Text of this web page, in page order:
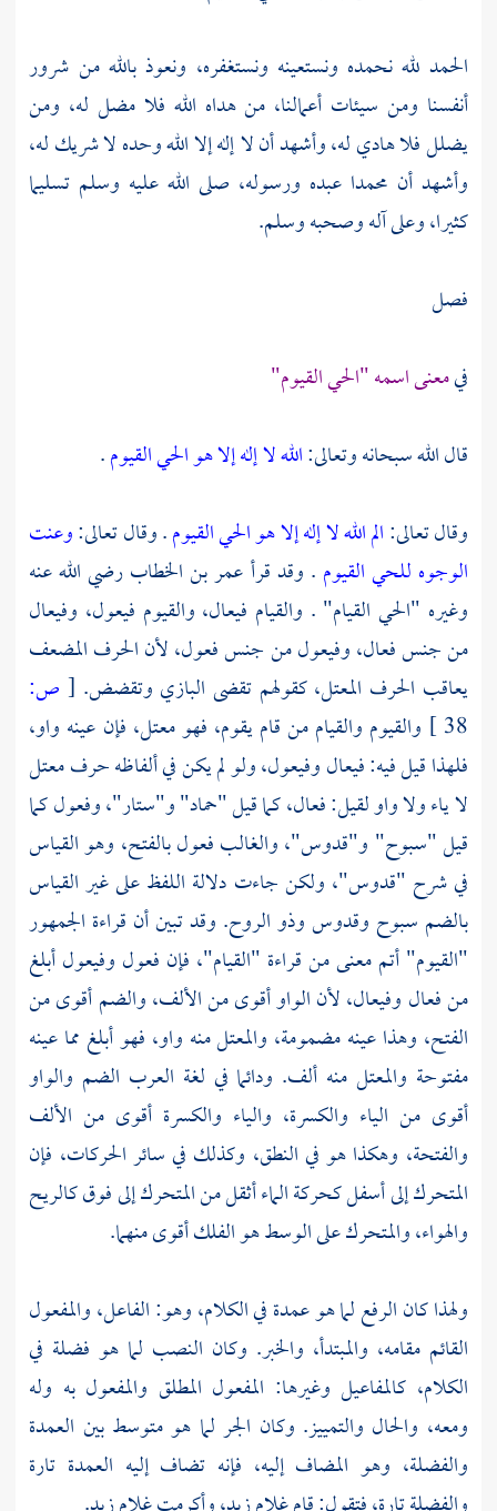
الحمد لله نحمده ونستعينه ونستغفره، ونعوذ بالله من شرور
أنفسنا ومن سيئات أعمالنا، من هداه الله فلا مضل له، ومن
يضلل فلا هادي له، وأشهد أن لا إله إلا الله وحده لا شريك له،
وأشهد أن محمدا عبده ورسوله، صلى الله عليه وسلم تسليما
كثيرا، وعلى آله وصحبه وسلم.
فصل
فيمعنى اسمه "الحي القيوم"
قال الله سبحانه وتعالى:الله لا إله إلا هو الحي القيوم.
وقال تعالى:المالله لا إله إلا هو الحي القيوم. وقال تعالى:وعنت
الوجوه للحي القيوم . وقد قرأ عمر بن الخطاب رضي الله عنه
وغيره "الحي القيام" . والقيام فيعال، والقيوم فيعول، وفيعال
من جنس فعال، وفيعول من جنس فعول، لأن الحرف المضعف
يعاقب الحرف المعتل، كقولهم تقضى البازي وتقضض. [ ص:
38 ] والقيوم والقيام من قام يقوم، فهو معتل، فإن عينه واو،
فلهذا قيل فيه: فيعال وفيعول، ولو لم يكن في ألفاظه حرف معتل
لا ياء ولا واو لقيل: فعال، كما قيل "حماد" و"ستار"، وفعول كما
قيل "سبوح" و"قدوس"، والغالب فعول بالفتح، وهو القياس
في شرح "قدوس"، ولكن جاءت دلالة اللفظ على غير القياس
بالضم سبوح وقدوس وذو الروح. وقد تبين أن قراءة الجمهور
"القيوم" أتم معنى من قراءة "القيام"، فإن فعول وفيعول أبلغ
من فعال وفيعال، لأن الواو أقوى من الألف، والضم أقوى من
الفتح، وهذا عينه مضمومة، والمعتل منه واو، فهو أبلغ مما عينه
مفتوحة والمعتل منه ألف. ودائما في لغة العرب الضم والواو
أقوى من الياء والكسرة، والياء والكسرة أقوى من الألف
والفتحة، وهكذا هو في النطق، وكذلك في سائر الحركات، فإن
المتحرك إلى أسفل كحركة الماء أثقل من المتحرك إلى فوق كالريح
والهواء، والمتحرك على الوسط هو الفلك أقوى منهما.
ولهذا كان الرفع لما هو عمدة في الكلام، وهو: الفاعل، والمفعول
القائم مقامه، والمبتدأ، والخبر. وكان النصب لما هو فضلة في
الكلام، كالمفاعيل وغيرها: المفعول المطلق والمفعول به وله
ومعه، والحال والتمييز. وكان الجر لما هو متوسط بين العمدة
والفضلة، وهو المضاف إليه، فإنه تضاف إليه العمدة تارة